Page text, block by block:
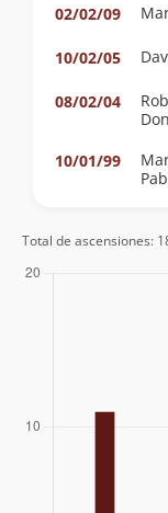
02/02/09
10/02/05
08/02/04
10/01/99
Total de ascensiones: